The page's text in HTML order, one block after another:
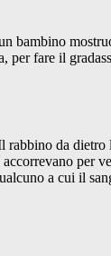
bambino
fare il
rabbino da
per
a cui il